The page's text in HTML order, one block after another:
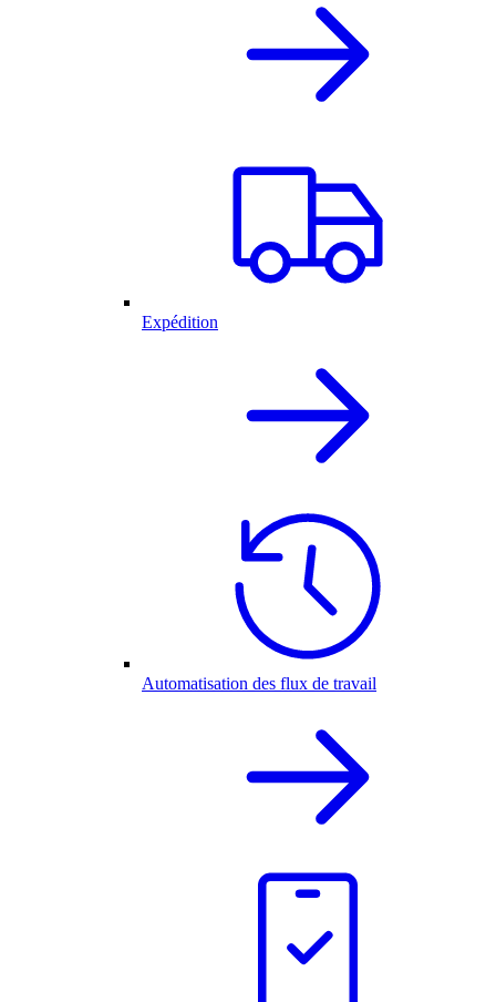
Expédition
Automatisation des flux de travail